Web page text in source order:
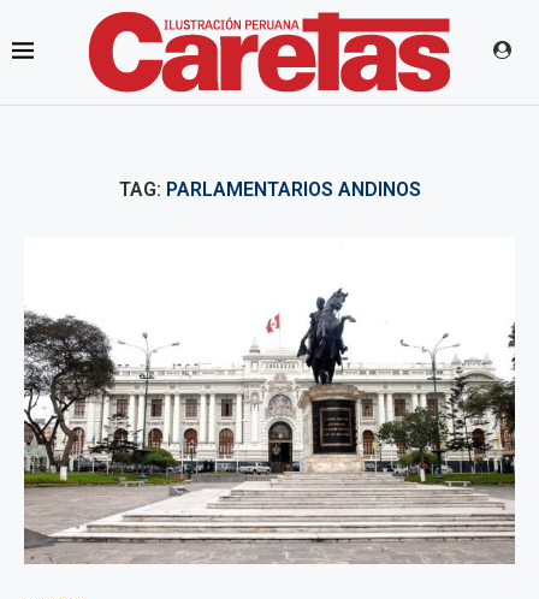
TAG: PARLAMENTARIOS ANDINOS